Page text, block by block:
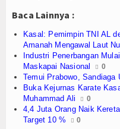
Tauziah
Tokoh
Wisata
TV
Channel
Baca Lainnya :
Kasal: Pemimpin TNI AL
Amanah Mengawal Laut
Industri Penerbangan
Maskapai Nasional
0
Temui Prabowo,
Buka Kejurnas Karate
Muhammad Ali
0
4,4 Juta Orang Naik
Target 10 %
0